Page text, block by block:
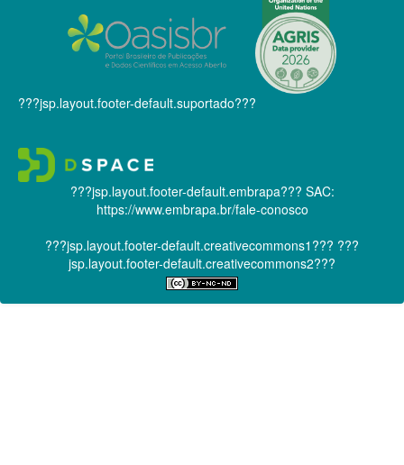
???jsp.layout.footer-default.suportado???
???jsp.layout.footer-default.embrapa??? SAC:
https://www.embrapa.br/fale-conosco
???jsp.layout.footer-default.creativecommons1??? ???
jsp.layout.footer-default.creativecommons2???